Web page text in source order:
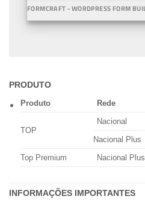
FORMCRAFT - WORDPRESS FORM
PRODUTO
Produto Rede
TOP
Nacional
Nacional Plus
Top Premium
Nacional Plus
INFORMAÇÕES IMPORTANTES